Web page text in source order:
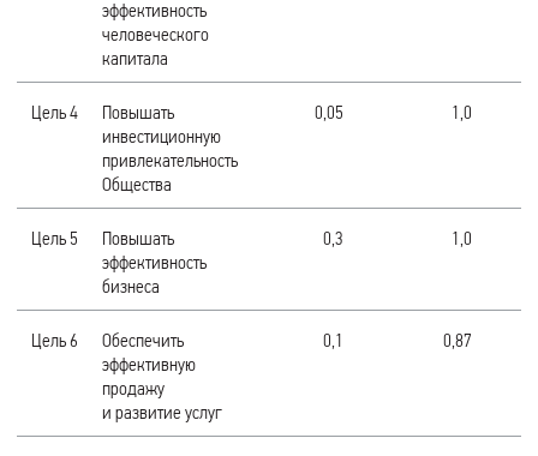
эффективность
человеческого
капитала
Цель 4
Повышать
инвестиционную
привлекательность
Общества
0,05 1,0
Цель 5
Повышать
эффективность
бизнеса
0,3 1,0
Цель 6
Обеспечить
эффективную
продажу
и развитие услуг
0,1 0,87